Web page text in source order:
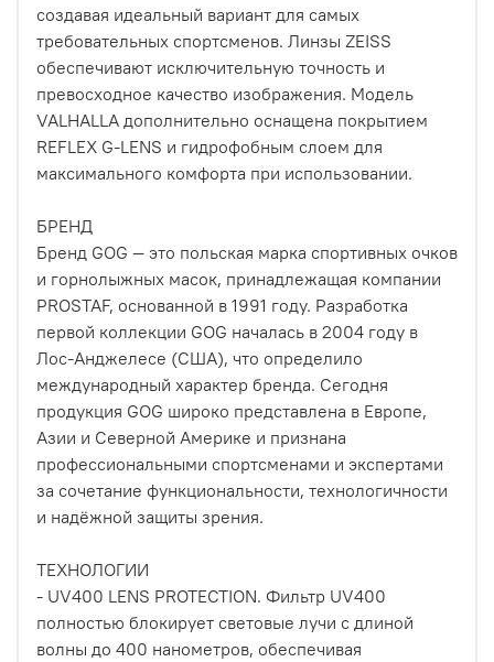
создавая идеальный вариант для самых
требовательных спортсменов. Линзы ZEISS
обеспечивают исключительную точность и
превосходное качество изображения. Модель
VALHALLA дополнительно оснащена покрытием
REFLEX G-LENS и гидрофобным слоем для
максимального комфорта при использовании.
БРЕНД
Бренд GOG — это польская марка спортивных очков
и горнолыжных масок, принадлежащая компании
PROSTAF, основанной в 1991 году. Разработка
первой коллекции GOG началась в 2004 году в
Лос-Анджелесе (США), что определило
международный характер бренда. Сегодня
продукция GOG широко представлена в Европе,
Азии и Северной Америке и признана
профессиональными спортсменами и экспертами
за сочетание функциональности, технологичности
и надёжной защиты зрения.
ТЕХНОЛОГИИ
- UV400 LENS PROTECTION. Фильтр UV400
полностью блокирует световые лучи с длиной
волны до 400 нанометров, обеспечивая